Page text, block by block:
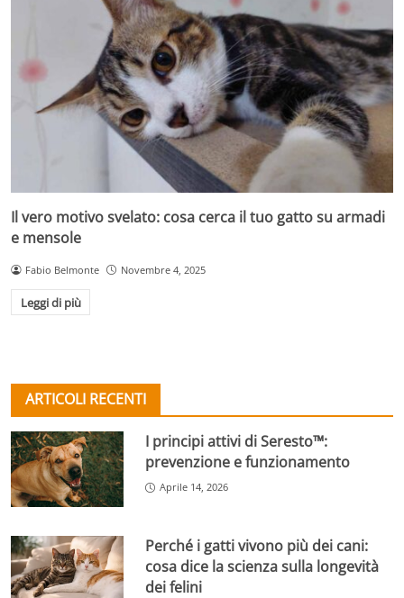
Il vero motivo svelato: cosa cerca il tuo gatto su armadi
e mensole
Fabio Belmonte Novembre 4, 2025
Leggi di più
ARTICOLI RECENTI
I principi attivi di Seresto™:
prevenzione e funzionamento
Aprile 14, 2026
Perché i gatti vivono più dei cani:
cosa dice la scienza sulla longevità
dei felini